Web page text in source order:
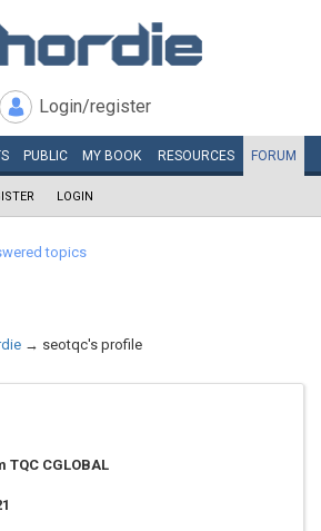
Login/register
PUBLIC MY BOOK RESOURCES FORUM
LOGIN
topics
→ seotqc's profile
TQC CGLOBAL